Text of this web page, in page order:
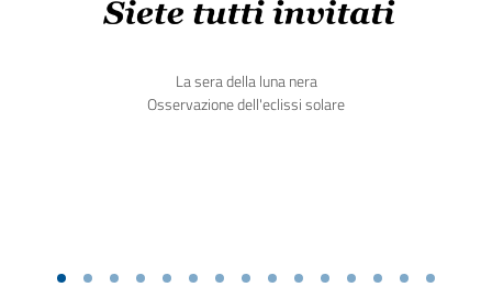
La sera della luna nera
Osservazione dell'eclissi solare